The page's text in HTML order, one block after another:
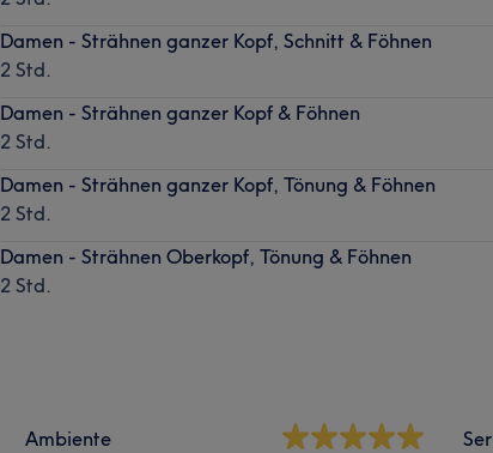
Damen - Strähnen ganzer Kopf, Schnitt & Föhnen
2 Std.
Damen - Strähnen ganzer Kopf & Föhnen
2 Std.
Damen - Strähnen ganzer Kopf, Tönung & Föhnen
2 Std.
Damen - Strähnen Oberkopf, Tönung & Föhnen
2 Std.
Ambiente